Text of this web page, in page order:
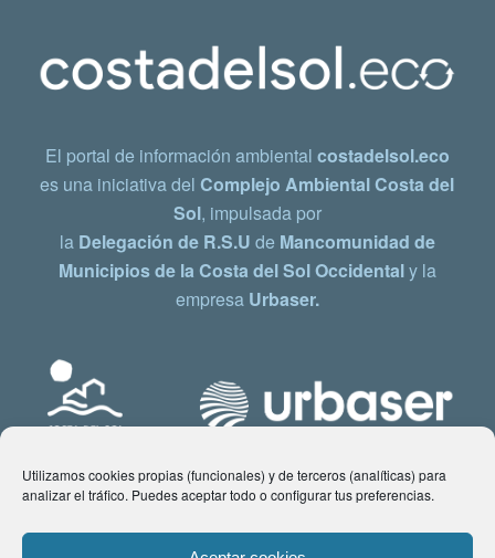
Utilizamos cookies propias (funcionales) y de terceros (analíticas) para
analizar el tráfico. Puedes aceptar todo o configurar tus preferencias.
El portal de información ambiental costadelsol.eco
es una iniciativa delComplejo Ambiental Costa del
Sol, impulsada por
la Delegación de R.S.U de Mancomunidad de
Municipios de la Costa del Sol Occidentaly la
empresa Urbaser.